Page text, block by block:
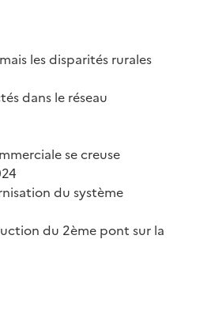
les disparités rurales
dans le réseau
se creuse
du système
du 2ème pont sur la